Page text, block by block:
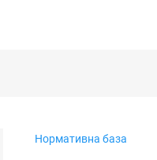
Нормативна база